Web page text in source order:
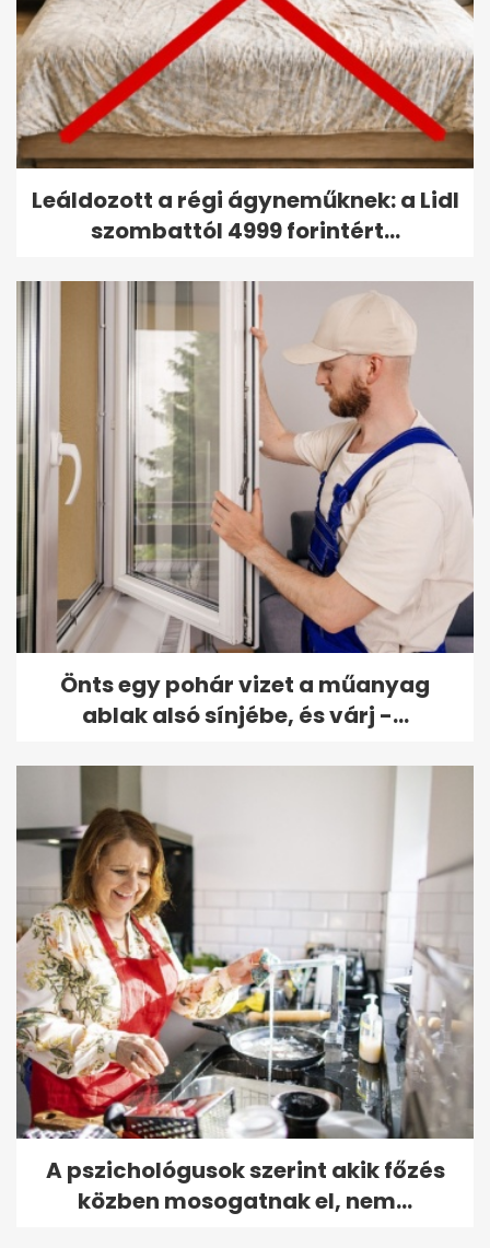
Leáldozott a régi ágyneműknek: a Lidl
szombattól 4999 forintért...
Önts egy pohár vizet a műanyag
ablak alsó sínjébe, és várj -...
A pszichológusok szerint akik főzés
közben mosogatnak el, nem...